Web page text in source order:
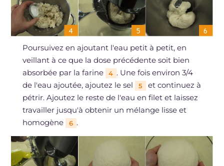
Poursuivez en ajoutant l'eau petit à petit, en
veillant à ce que la dose précédente soit bien
absorbée par la farine
4 . Une fois environ 3/4
de l'eau ajoutée, ajoutez le sel
5
et continuez à
pétrir. Ajoutez le reste de l'eau en filet et laissez
travailler jusqu'à obtenir un mélange lisse et
homogène
6 .